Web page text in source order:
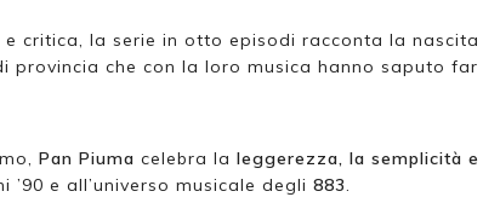
critica, la serie in otto episodi racconta la
provincia che con la loro musica hanno saputo
Pan Piuma celebra la leggerezza, la semplicità
e all’universo musicale degli 883.